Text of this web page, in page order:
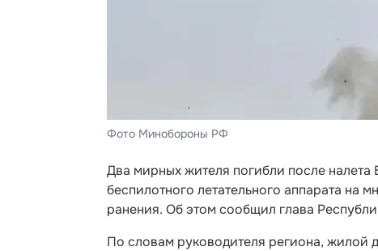
Фото Минобороны РФ
Два мирных жителя погибли после
беспилотного летательного аппарата на
ранения. Об этом сообщил глава
По словам руководителя региона, жилой